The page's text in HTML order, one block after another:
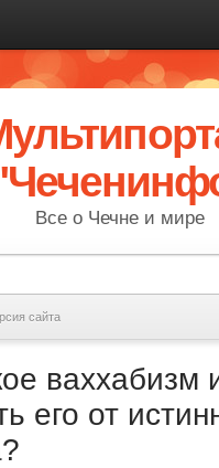
Все о Чечне и мире
сайта
ваххабизм
его от